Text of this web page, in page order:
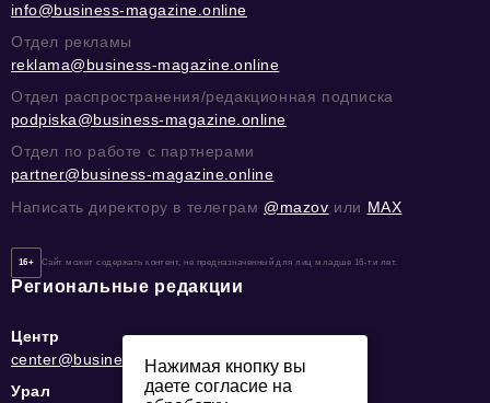
info@business-magazine.online
Отдел рекламы
reklama@business-magazine.online
Отдел распространения/редакционная подписка
podpiska@business-magazine.online
Отдел по работе с партнерами
partner@business-magazine.online
Написать директору в телеграм @mazov или MAX
16+ Сайт может содержать контент, не предназначенный для лиц младше 16-ти лет.
Региональные редакции
Центр
center@business-magazine.online
Урал
Нажимая кнопку вы
даете согласие на